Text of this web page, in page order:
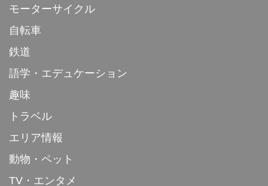
モーターサイクル
自転車
鉄道
語学・エデュケーション
趣味
トラベル
エリア情報
動物・ペット
TV・エンタメ